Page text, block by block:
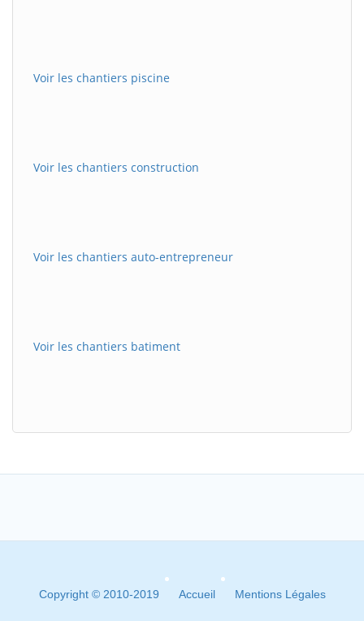
Voir les chantiers piscine
Voir les chantiers construction
Voir les chantiers auto-entrepreneur
Voir les chantiers batiment
Copyright © 2010-2019 Accueil Mentions Légales